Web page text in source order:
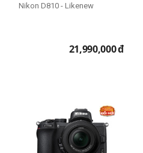
Nikon D810 - Likenew
21,990,000đ